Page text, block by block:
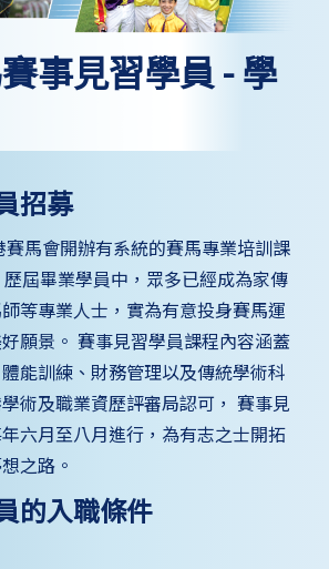
事見習學員 - 學
招募
馬會開辦有系統的賽馬專業培訓課
屆畢業學員中，眾多已經成為家傳
等專業人士，實為有意投身賽馬運
願景。 賽事見習學員課程內容涵蓋
能訓練、財務管理以及傳統學術科
術及職業資歷評審局認可， 賽事見
六月至八月進行，為有志之士開拓
之路。
的入職條件